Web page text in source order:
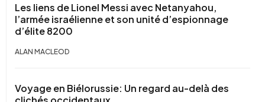
Les liens de Lionel Messi avec Netanyahou,
l’armée israélienne et son unité d’espionnage
d’élite 8200
ALAN MACLEOD
Voyage en Biélorussie: Un regard au-delà des